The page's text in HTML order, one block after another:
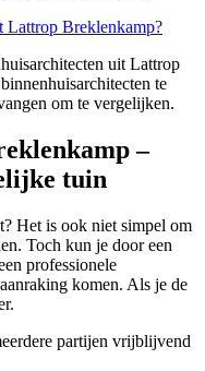
Lattrop Breklenkamp?
uit Lattrop
te
om te vergelijken.
–
tuin
Het is ook niet simpel om
Toch kun je door een
professionele
komen. Als je de
partijen vrijblijvend